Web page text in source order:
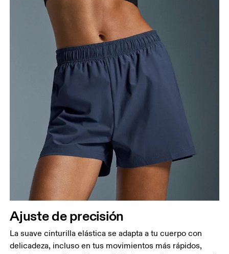
Ajuste de precisión
La suave cinturilla elástica se adapta a tu cuerpo con
delicadeza, incluso en tus movimientos más rápidos,